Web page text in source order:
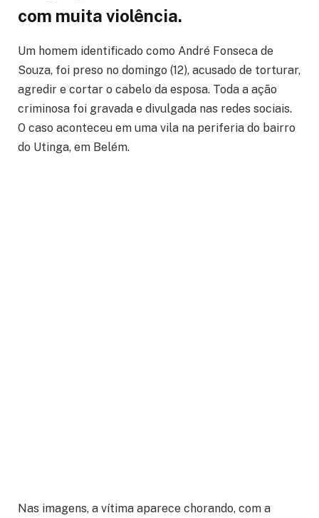
com muita violência.
Um homem identificado como André Fonseca de
Souza, foi preso no domingo (12), acusado de torturar,
agredir e cortar o cabelo da esposa. Toda a ação
criminosa foi gravada e divulgada nas redes sociais.
O caso aconteceu em uma vila na periferia do bairro
do Utinga, em Belém.
Nas imagens, a vítima aparece chorando, com a